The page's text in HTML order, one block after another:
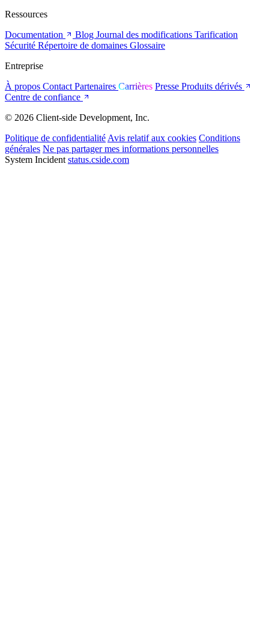
Ressources
Documentation
Blog Journal des modifications Tarification
Sécurité Répertoire de domaines Glossaire
Entreprise
À propos Contact Partenaires Carrières Presse Produits dérivés
Centre de confiance
© 2026 Client-side Development, Inc.
Politique de confidentialité Avis relatif aux cookies Conditions
générales Ne pas partager mes informations personnelles
System Incident status.cside.com